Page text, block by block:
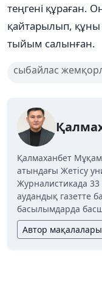
теңгені құраған.
қайтарылып, құны
тыйым салынған.
сыбайлас
Қалмаханбет
атындағы Жетісу
Журналистикада
аудандық газетте
басылымдарда
Автор мақалалары